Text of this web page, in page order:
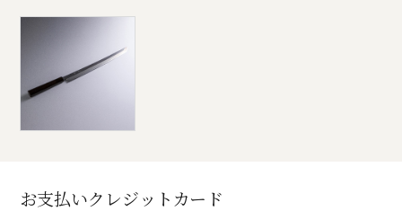
お支払いクレジットカード